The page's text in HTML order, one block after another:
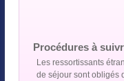
Les ressortissants
de séjour sont obligés